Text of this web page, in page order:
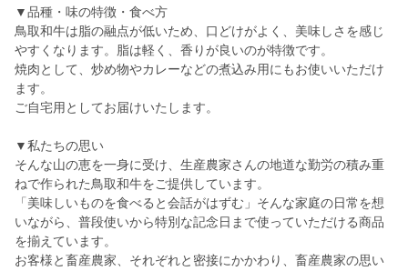
▼品種・味の特徴・食べ方
鳥取和牛は脂の融点が低いため、口どけがよく、美味しさを感じ
やすくなります。脂は軽く、香りが良いのが特徴です。
焼肉として、炒め物やカレーなどの煮込み用にもお使いいただけ
ます。
ご自宅用としてお届けいたします。
▼私たちの思い
そんな山の恵を一身に受け、生産農家さんの地道な勤労の積み重
ねで作られた鳥取和牛をご提供しています。
「美味しいものを食べると会話がはずむ」そんな家庭の日常を想
いながら、普段使いから特別な記念日まで使っていただける商品
を揃えています。
お客様と畜産農家、それぞれと密接にかかわり、畜産農家の思い